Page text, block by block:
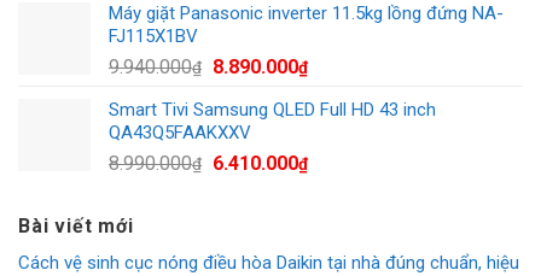
1.090.000₫.
là:
Máy giặt Panasonic inverter 11.5kg lồng đứng NA-
FJ115X1BV
9.940.000₫
Giá
là:
9.940.000₫.
8.890.000₫Giá
tại
8.890.000₫.
Smart Tivi Samsung QLED Full HD 43 inch
QA43Q5FAAKXXV
8.990.000₫
Giá
6.410.000₫Giá
6.410.000₫.
Bài viết mới
Cách vệ sinh cục nóng điều hòa Daikin tại nhà đúng chuẩn, hiệu